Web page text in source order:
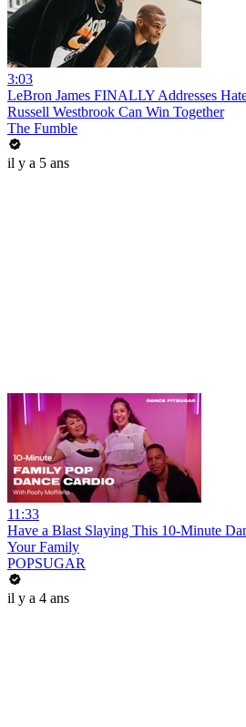
3:03
LeBron James FINALLY Addresses
Russell Westbrook Can Win Together
The Fumble
il y a 5 ans
11:33
Have a Blast Slaying This 10-Minute
Your Family
POPSUGAR
il y a 4 ans